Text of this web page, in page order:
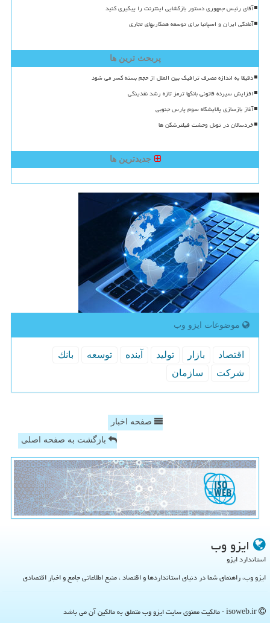
آقای رئیس جمهوری دستور بازگشایی اینترنت را پیگیری کنید
آمادگی ایران و اسپانیا برای توسعه همکاریهای تجاری
پربحث ترین ها
دقیقا به اندازه مصرف ترافیک بین الملل از حجم بسته کسر می شود
افزایش سپرده قانونی بانکها ترمز تازه رشد نقدینگی
آغاز بازسازی پالایشگاه سوم پارس جنوبی
خردسالان در تونل وحشت فیلترشکن ها
جدیدترین ها
موضوعات ایزو وب
اقتصاد بازار تولید آینده توسعه
بانك
شركت
سازمان
صفحه اخبار
بازگشت به صفحه اصلی
ایزو وب
استاندارد ایزو
ایزو وب، راهنمای شما در دنیای استانداردها و اقتصاد ، منبع اطلاعاتی جامع و اخبار اقتصادی